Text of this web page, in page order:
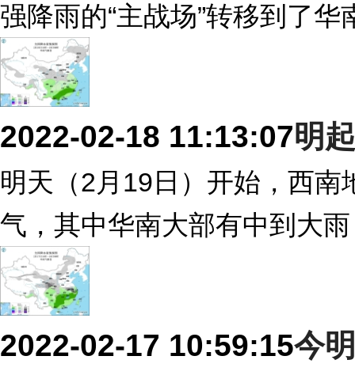
强降雨的“主战场”转移到了华
2022-02-18 11:13:07明
明天（2月19日）开始，西
气，其中华南大部有中到大
2022-02-17 10:59:15今